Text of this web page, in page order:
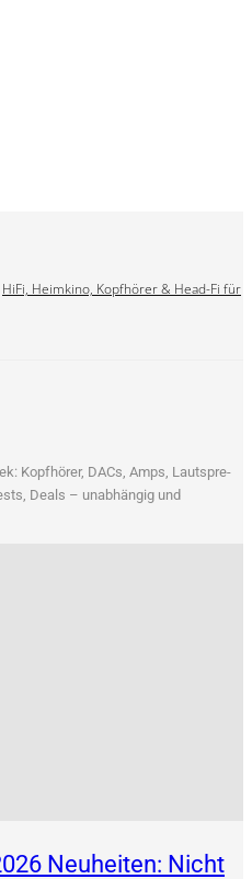
HiFi, Heimkino, Kopfhörer & Head-Fi für
Kopf­hö­rer, DACs, Amps, Laut­spre­
Deals – unab­hän­gig und
Neuheiten: Nicht